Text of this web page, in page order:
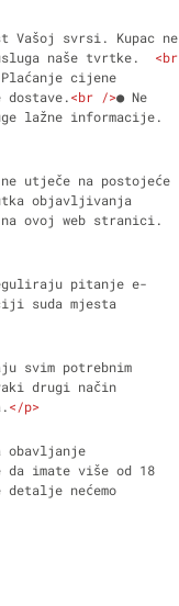
Vašoj svrsi. Kupac ne
naše tvrtke. <br
cijene
<br />● Ne
lažne informacije.
utječe na postojeće
objavljivanja
ovoj web stranici.
pitanje e-
suda mjesta
svim potrebnim
drugi način
</p>
obavljanje
da imate više od 18
nećemo